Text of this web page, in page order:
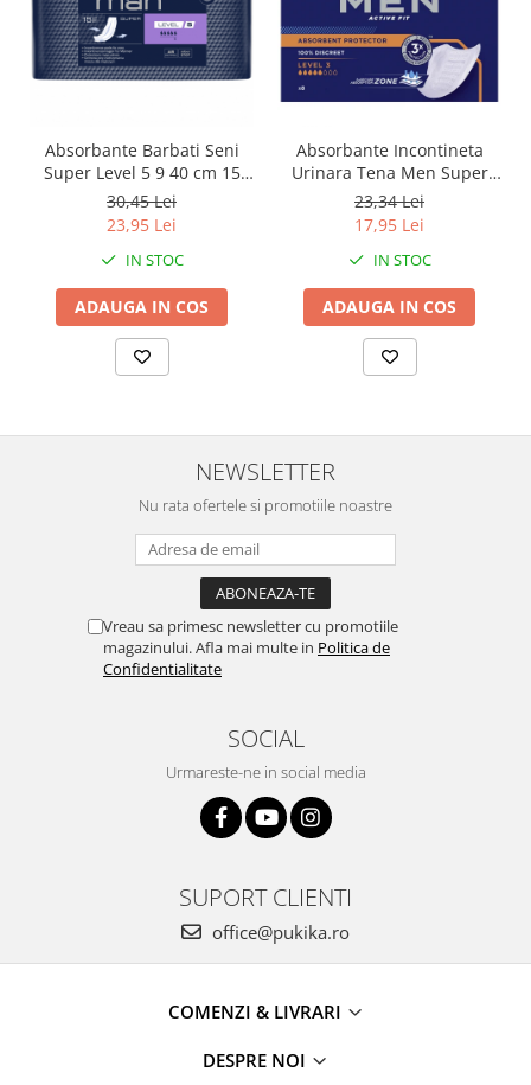
Absorbante Barbati Seni
Super Level 5 9 40 cm 15
Bucati
30,45 Lei
23,95 Lei
IN STOC
ADAUGA IN COS
Absorbante Incontineta
Urinara Tena Men Super
Level 3, 8 bucati
23,34 Lei
17,95 Lei
IN STOC
ADAUGA IN COS
NEWSLETTER
Nu rata ofertele si promotiile noastre
Vreau sa primesc newsletter cu promotiile
magazinului. Afla mai multe in Politica de
Confidentialitate
SOCIAL
Urmareste-ne in social media
SUPORT CLIENTI
office@pukika.ro
COMENZI & LIVRARI
DESPRE NOI